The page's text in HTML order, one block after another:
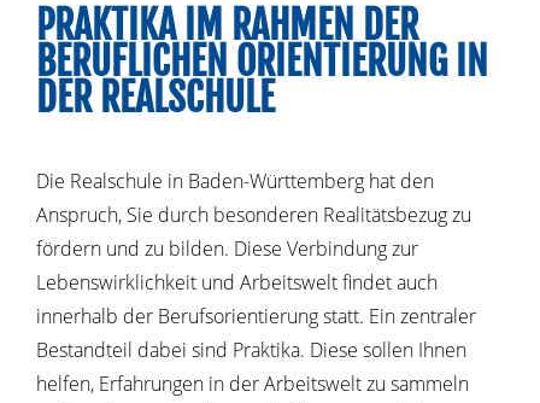
PRAKTIKA IM RAHMEN DER
BERUFLICHEN ORIENTIERUNG IN
DER REALSCHULE
Die Realschule in Baden-Württemberg hat den
Anspruch, Sie durch besonderen Realitätsbezug zu
fördern und zu bilden. Diese Verbindung zur
Lebenswirklichkeit und Arbeitswelt findet auch
innerhalb der Berufsorientierung statt. Ein zentraler
Bestandteil dabei sind Praktika. Diese sollen Ihnen
helfen, Erfahrungen in der Arbeitswelt zu sammeln